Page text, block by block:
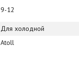
9-12
Для холодной
Atoll